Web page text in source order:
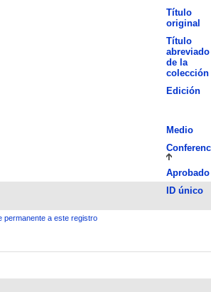
Título
original
Título
abreviado
de la
colección
Edición
Medio
Aprobado
ID único
permanente a este registro